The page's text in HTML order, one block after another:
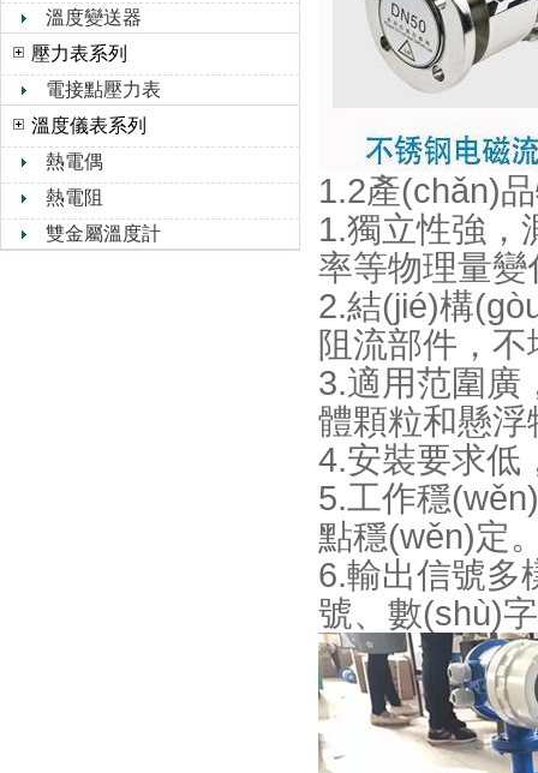
溫度變送器
壓力表系列
電接點壓力表
溫度儀表系列
熱電偶
熱電阻
雙金屬溫度計
1.2產(chǎn)
1.獨立性強，
率等物理量變
2.結(jié)構
阻流部件，不
3.適用范圍廣
體顆粒和懸浮物
4.安裝要求低
5.工作穩(wěn)
點穩(wěn)定
6.輸出信號多
號、數(shù)